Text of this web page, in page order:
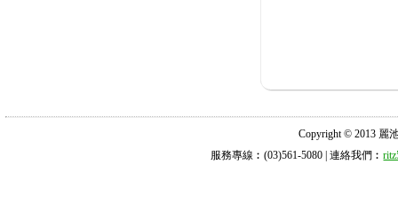
Copyright © 2013 麗
服務專線︰(03)561-5080 | 連絡我們︰